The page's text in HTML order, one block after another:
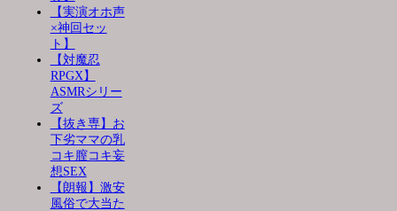
【実演オホ声
×神回セッ
ト】
【対魔忍
RPGX】
ASMRシリー
ズ
【抜き専】お
下劣ママの乳
コキ膣コキ妄
想SEX
【朗報】激安
風俗で大当た